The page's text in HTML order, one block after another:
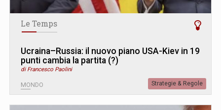
Le Temps
Ucraina–Russia: il nuovo piano USA-Kiev in 19
punti cambia la partita (?)
di Francesco Paolini
MONDO Strategie & Regole